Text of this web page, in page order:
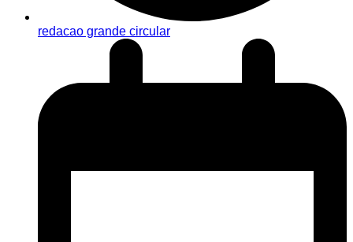
redacao grande circular